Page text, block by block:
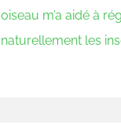
oiseau m’a aidé à
naturellement les